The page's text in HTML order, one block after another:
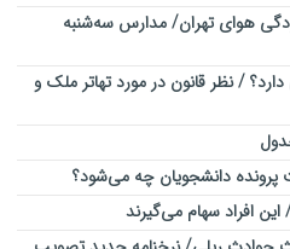
هوای تهران/ مدارس سه‌شنبه
/ نظر قانون در مورد تهاتر ملک و
دانشجویان چه می‌شود؟
افراد سهام می‌گیرند